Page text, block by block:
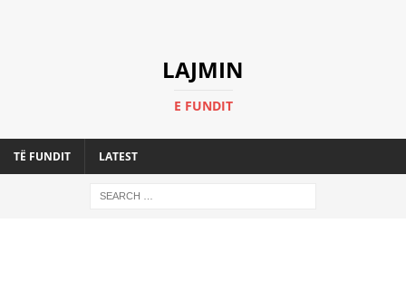
LAJMIN
E FUNDIT
TË FUNDIT LATEST